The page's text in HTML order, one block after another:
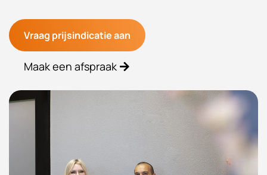
Vraag prijsindicatie aan
Maak een afspraak